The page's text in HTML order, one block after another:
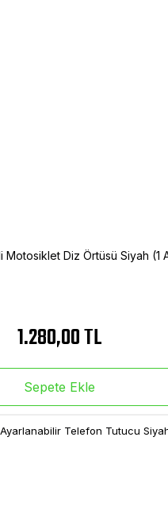
Motosiklet Diz Örtüsü Siyah
1.280,00 TL
Sepete Ekle